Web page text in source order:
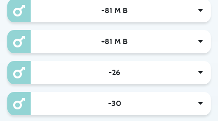
-81 M B
+81 M B
-26
-30